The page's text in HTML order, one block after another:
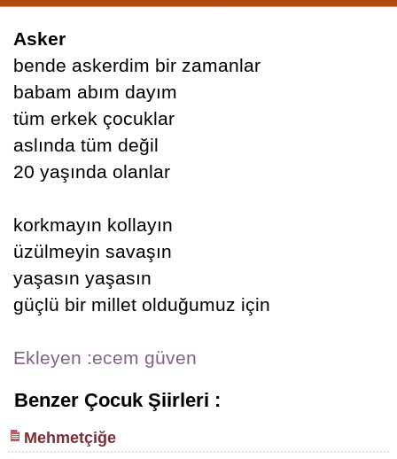
Asker
bende askerdim bir zamanlar
babam abım dayım
tüm erkek çocuklar
aslında tüm değil
20 yaşında olanlar
korkmayın kollayın
üzülmeyin savaşın
yaşasın yaşasın
güçlü bir millet olduğumuz için
Ekleyen :ecem güven
Benzer Çocuk Şiirleri :
Mehmetçiğe